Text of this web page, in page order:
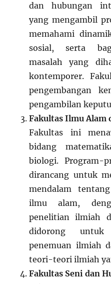
dan hubungan
yang mengambil
memahami
sosial, serta
masalah yang
kontemporer.
pengembangan
pengambilan
Fakultas Ilmu Alam
Fakultas ini
bidang
biologi. Program-
dirancang untuk
mendalam
ilmu alam,
penelitian ilmiah
didorong untuk
penemuan ilmiah
teori-teori ilmiah
Fakultas Seni dan